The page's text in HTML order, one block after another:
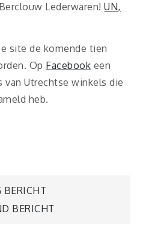
Lederwaren!UN,
site de komende tien
Op Facebook een
Utrechtse winkels die
heb.
BERICHT
BERICHT